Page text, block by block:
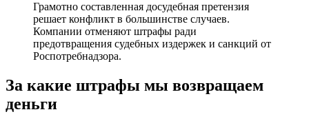
Грамотно составленная досудебная претензия
решает конфликт в большинстве случаев.
Компании отменяют штрафы ради
предотвращения судебных издержек и санкций от
Роспотребнадзора.
За какие штрафы мы возвращаем
деньги